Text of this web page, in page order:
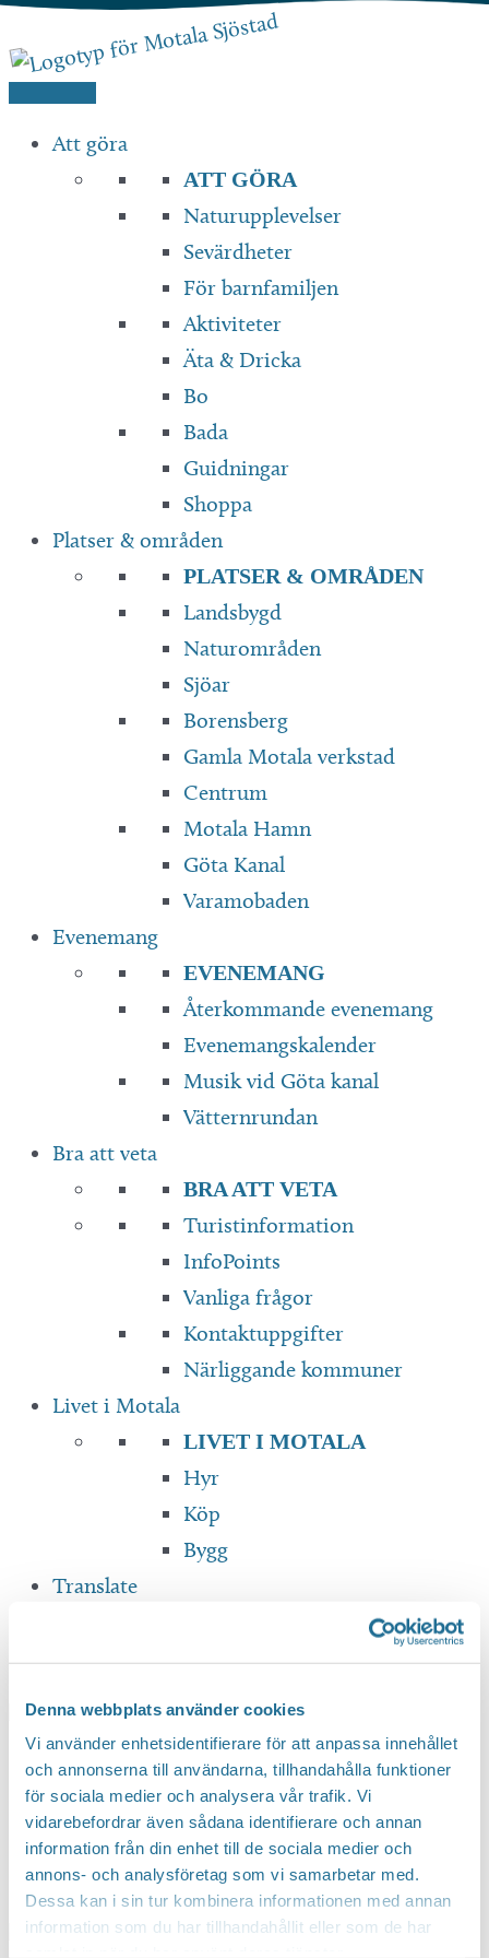
Denna webbplats använder cookies
Vi använder enhetsidentifierare för att anpassa innehållet
och annonserna till användarna, tillhandahålla funktioner
för sociala medier och analysera vår trafik. Vi
vidarebefordrar även sådana identifierare och annan
information från din enhet till de sociala medier och
annons- och analysföretag som vi samarbetar med.
Dessa kan i sin tur kombinera informationen med annan
information som du har tillhandahållit eller som de har
till
innehåll
Att göra
ATT GÖRA
Naturupplevelser
Sevärdheter
För barnfamiljen
Aktiviteter
Äta & Dricka
Bo
Bada
Guidningar
Shoppa
Platser & områden
PLATSER & OMRÅDEN
Landsbygd
Naturområden
Sjöar
Borensberg
Gamla Motala verkstad
Centrum
Motala Hamn
Göta Kanal
Varamobaden
Evenemang
EVENEMANG
Återkommande evenemang
Evenemangskalender
Musik vid Göta kanal
Vätternrundan
Bra att veta
BRA ATT VETA
Turistinformation
InfoPoints
Vanliga frågor
Kontaktuppgifter
Närliggande kommuner
Livet i Motala
LIVET I MOTALA
Hyr
Köp
Bygg
Translate
Hem/Evenemang/Sagor på arabiska
Sagor på arabiska
22 mars, 2025 kl 13:00-13:30